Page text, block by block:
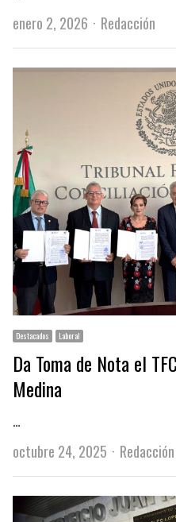
enero 2, 2026
Author
Redacción
Destacados Laboral
Da Toma de Nota el
Medina
…
octubre 24, 2025
Author
Redacción